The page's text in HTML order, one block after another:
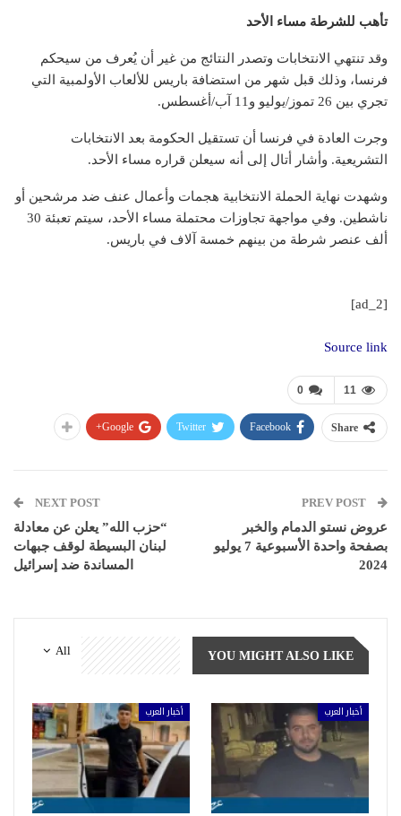
تأهب للشرطة مساء الأحد
وقد تنتهي الانتخابات وتصدر النتائج من غير أن يُعرف من سيحكم
فرنسا، وذلك قبل شهر من استضافة باريس للألعاب الأولمبية التي
تجري بين 26 تموز/يوليو و11 آب/أغسطس.
وجرت العادة في فرنسا أن تستقيل الحكومة بعد الانتخابات
التشريعية. وأشار أتال إلى أنه سيعلن قراره مساء الأحد.
وشهدت نهاية الحملة الانتخابية هجمات وأعمال عنف ضد مرشحين أو
ناشطين. وفي مواجهة تجاوزات محتملة مساء الأحد، سيتم تعبئة 30
ألف عنصر شرطة من بينهم خمسة آلاف في باريس.
[ad_2]
Source link
0 11
Share
Facebook
Twitter
Google+
عروض نستو الدمام والخبر
بصفحة واحدة الأسبوعية 7 يوليو
2024
NEXT POST
“حزب الله” يعلن عن معادلة
لبنان البسيطة لوقف جبهات
المساندة ضد إسرائيل
All YOU MIGHT ALSO LIKE
أخبار العرب أخبار العرب